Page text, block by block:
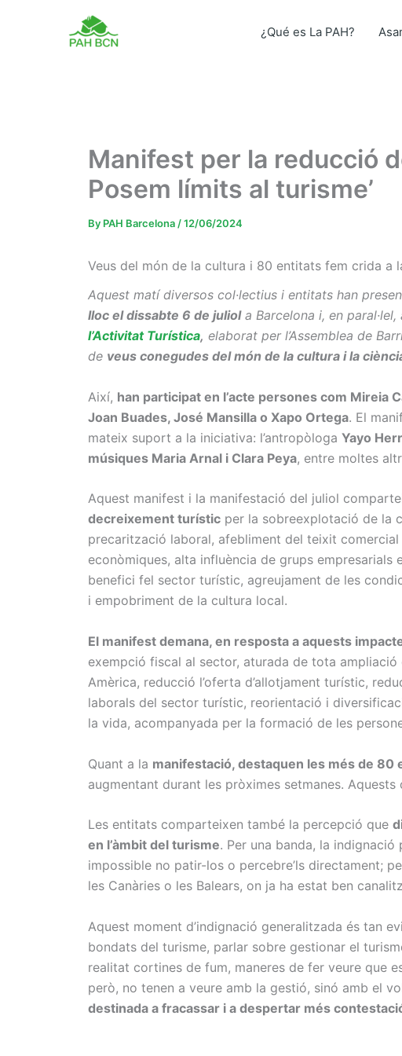
¿Qué es La PAH?
Manifest per la reducció
Posem límits al turisme’
By PAH Barcelona /12/06/2024
Veus del món de la cultura i 80 entitats fem crida a
Aquest matí diversos col·lectius i entitats han
lloc el dissabte 6 de juliola Barcelona i, en
l’Activitat Turística, elaborat per l’Assemblea de
de veus conegudes del món de la cultura i la
Així, han participat en l’acte persones com Mireia
Joan Buades, José Mansilla o Xapo Ortega. El
mateix suport a la iniciativa: l’antropòloga Yayo
músiques Maria Arnal i Clara Peya, entre moltes
Aquest manifest i la manifestació del juliol
decreixement turístic per la sobreexplotació de la
precarització laboral, afebliment del teixit
econòmiques, alta influència de grups
benefici fel sector turístic, agreujament de les
i empobriment de la cultura local.
El manifest demana, en resposta a aquests
exempció fiscal al sector, aturada de tota
Amèrica, reducció l’oferta d’allotjament turístic,
laborals del sector turístic, reorientació i
la vida, acompanyada per la formació de les
Quant a la manifestació, destaquen les més de 80
augmentant durant les pròximes setmanes.
Les entitats comparteixen també la percepció que
en l’àmbit del turisme. Per una banda, la
impossible no patir-los o percebre’ls directament;
les Canàries o les Balears, on ja ha estat ben
Aquest moment d’indignació generalitzada és tan
bondats del turisme, parlar sobre gestionar el
realitat cortines de fum, maneres de fer veure que
però, no tenen a veure amb la gestió, sinó amb el
destinada a fracassar i a despertar més